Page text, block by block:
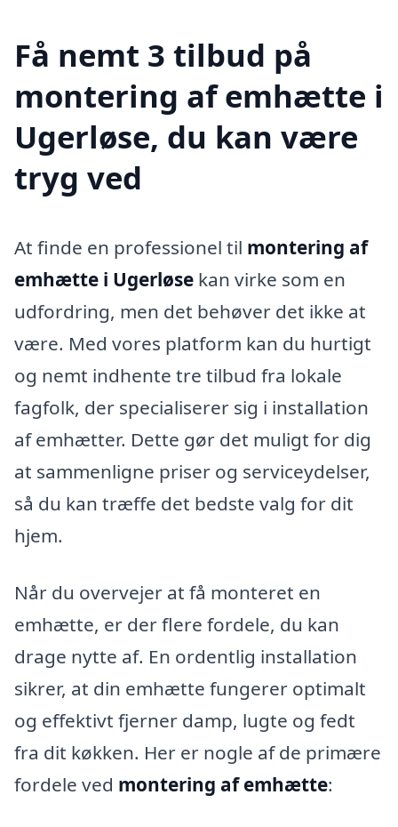
Få nemt 3 tilbud på
montering af emhætte i
Ugerløse, du kan være
tryg ved
At finde en professionel til montering af
emhætte i Ugerløse kan virke som en
udfordring, men det behøver det ikke at
være. Med vores platform kan du hurtigt
og nemt indhente tre tilbud fra lokale
fagfolk, der specialiserer sig i installation
af emhætter. Dette gør det muligt for dig
at sammenligne priser og serviceydelser,
så du kan træffe det bedste valg for dit
hjem.
Når du overvejer at få monteret en
emhætte, er der flere fordele, du kan
drage nytte af. En ordentlig installation
sikrer, at din emhætte fungerer optimalt
og effektivt fjerner damp, lugte og fedt
fra dit køkken. Her er nogle af de primære
fordele ved montering af emhætte: